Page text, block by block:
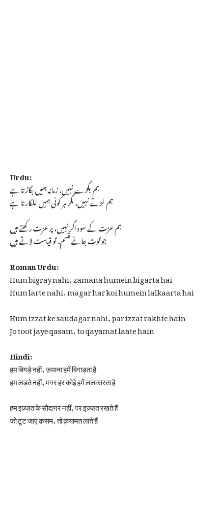
Urdu:
ہم بگڑے نہیں، زمانہ ہمیں بگاڑتا ہے
ہم لڑتے نہیں، مگر ہر کوئی ہمیں للکارتا ہے
ہم عزت کے سوداگر نہیں، پر عزت رکھتے ہیں
جو ٹوٹ جائے قَسم، تو قیامت لاتے ہیں
Roman Urdu:
Hum bigray nahi, zamana humein bigarta hai
Hum larte nahi, magar har koi humein lalkaarta hai
Hum izzat ke saudagar nahi, par izzat rakhte hain
Jo toot jaye qasam, to qayamat laate hain
Hindi:
हम बिगड़े नहीं, ज़माना हमें बिगाड़ता है
हम लड़ते नहीं, मगर हर कोई हमें ललकारता है
हम इज़्ज़त के सौदागर नहीं, पर इज़्ज़त रखते हैं
जो टूट जाए क़सम, तो क़यामत लाते हैं